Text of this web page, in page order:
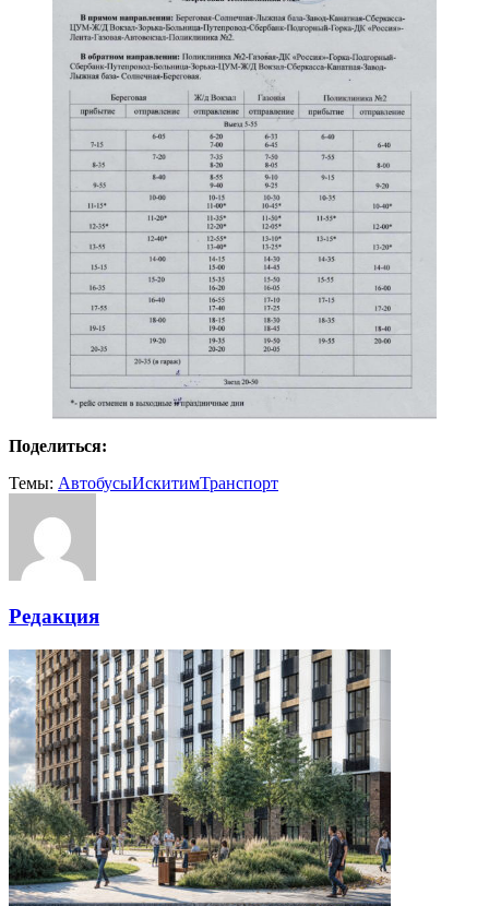
Поделиться:
Темы: АвтобусыИскитимТранспорт
Редакция